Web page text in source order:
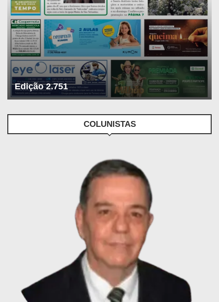
Edição 2.751
COLUNISTAS